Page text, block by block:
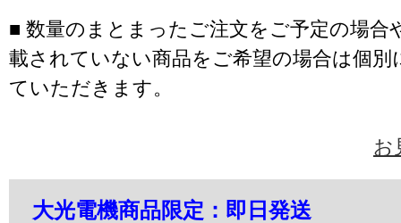
■ 数量のまとまったご注文をご予定の場合
載されていない商品をご希望の場合は個別
ていただきます。
お
大光電機商品限定：即日発送